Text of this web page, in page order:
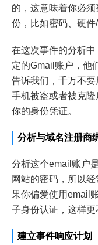
的，这意味着你必
份，比如密码、硬件
在这次事件的分析
定的Gmail账户，他
告诉我们，千万不
手机被盗或者被克
你的身份凭证。
分析与域名注册商
分析这个email账户
网站的密码，所以
果你偏爱使用email
子身份认证，这样更
建立事件响应计划